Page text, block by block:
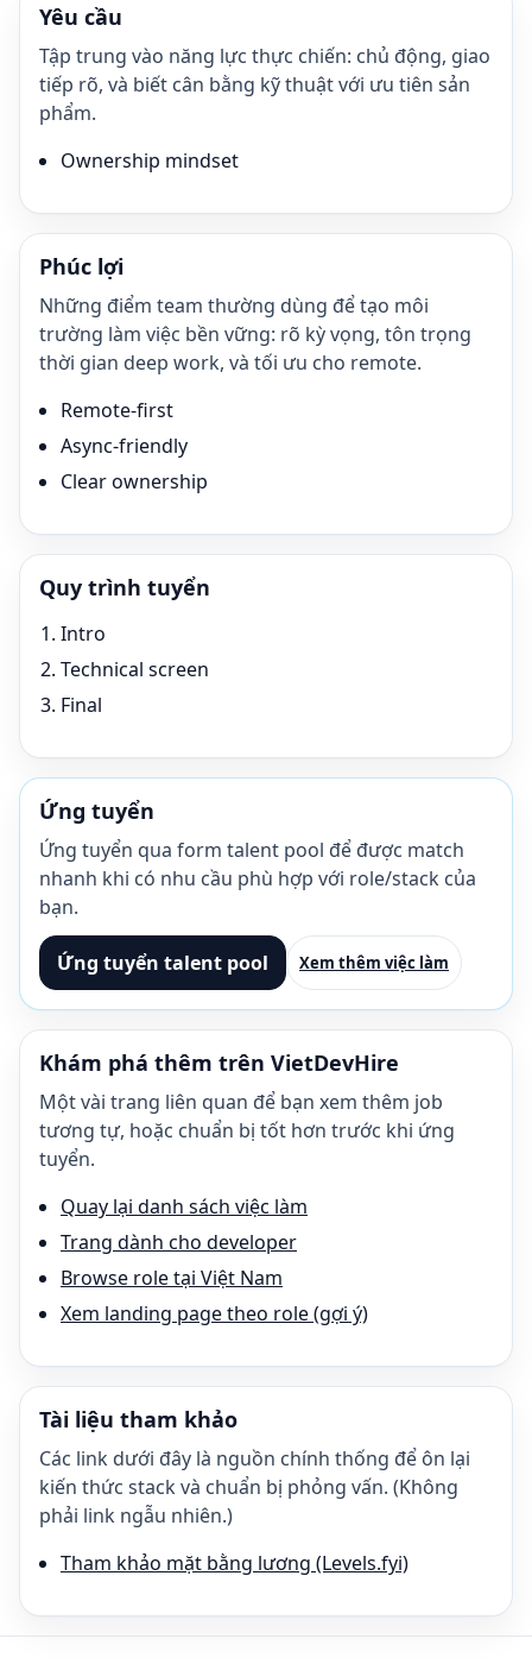
Yêu cầu
Tập trung vào năng lực thực chiến: chủ động, giao
tiếp rõ, và biết cân bằng kỹ thuật với ưu tiên sản
phẩm.
Ownership mindset
Phúc lợi
Những điểm team thường dùng để tạo môi
trường làm việc bền vững: rõ kỳ vọng, tôn trọng
thời gian deep work, và tối ưu cho remote.
Remote-first
Async-friendly
Clear ownership
Quy trình tuyển
Intro
Technical screen
Final
Ứng tuyển
Ứng tuyển qua form talent pool để được match
nhanh khi có nhu cầu phù hợp với role/stack của
bạn.
Ứng tuyển talent pool Xem thêm việc làm
Khám phá thêm trên VietDevHire
Một vài trang liên quan để bạn xem thêm job
tương tự, hoặc chuẩn bị tốt hơn trước khi ứng
tuyển.
Quay lại danh sách việc làm
Trang dành cho developer
Browse role tại Việt Nam
Xem landing page theo role (gợi ý)
Tài liệu tham khảo
Các link dưới đây là nguồn chính thống để ôn lại
kiến thức stack và chuẩn bị phỏng vấn. (Không
phải link ngẫu nhiên.)
Tham khảo mặt bằng lương (Levels.fyi)